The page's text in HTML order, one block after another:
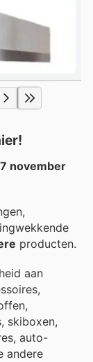
november
producten.
aan
skiboxen,
auto-
andere